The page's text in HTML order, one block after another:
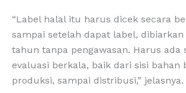
“Label halal itu harus dicek secara
sampai setelah dapat label,
tahun tanpa pengawasan. Harus ada
evaluasi berkala, baik dari sisi bahan
produksi, sampai distribusi,” jelasnya.